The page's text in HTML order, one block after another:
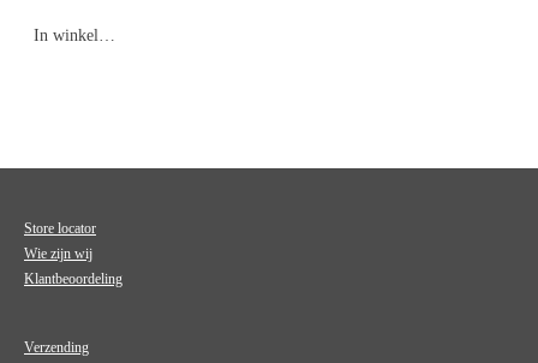
In winkelwagen
Store locator
Wie zijn wij
Klantbeoordeling
Verzending